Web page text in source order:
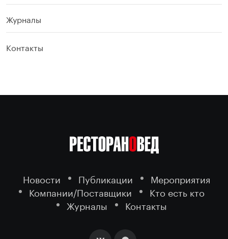
Журналы
Контакты
Новости Публикации
Мероприятия
Компании/Поставщики
Кто есть кто
Журналы
Контакты